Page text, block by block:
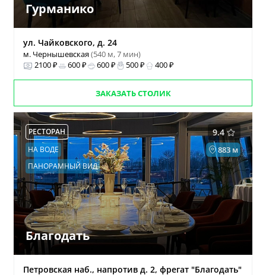
Гурманико
ул. Чайковского, д. 24
м. Чернышевская(540 м, 7 мин)
2100 ₽
600 ₽ 600 ₽ 500 ₽ 400 ₽
ЗАКАЗАТЬ СТОЛИК
9.4
РЕСТОРАН
883 м
НА ВОДЕ
ПАНОРАМНЫЙ ВИД
Благодать
Петровская наб., напротив д. 2, фрегат "Благодать"